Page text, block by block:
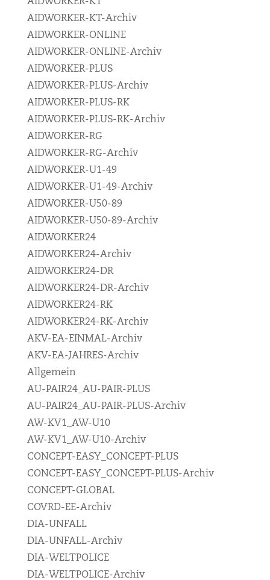
AIDWORKER-KT-Archiv
AIDWORKER-ONLINE
AIDWORKER-ONLINE-Archiv
AIDWORKER-PLUS
AIDWORKER-PLUS-Archiv
AIDWORKER-PLUS-RK
AIDWORKER-PLUS-RK-Archiv
AIDWORKER-RG
AIDWORKER-RG-Archiv
AIDWORKER-U1-49
AIDWORKER-U1-49-Archiv
AIDWORKER-U50-89
AIDWORKER-U50-89-Archiv
AIDWORKER24
AIDWORKER24-Archiv
AIDWORKER24-DR
AIDWORKER24-DR-Archiv
AIDWORKER24-RK
AIDWORKER24-RK-Archiv
AKV-EA-EINMAL-Archiv
AKV-EA-JAHRES-Archiv
Allgemein
AU-PAIR24_AU-PAIR-PLUS
AU-PAIR24_AU-PAIR-PLUS-Archiv
AW-KV1_AW-U10
AW-KV1_AW-U10-Archiv
CONCEPT-EASY_CONCEPT-PLUS
CONCEPT-EASY_CONCEPT-PLUS-Archiv
CONCEPT-GLOBAL
COVRD-EE-Archiv
DIA-UNFALL
DIA-UNFALL-Archiv
DIA-WELTPOLICE
DIA-WELTPOLICE-Archiv